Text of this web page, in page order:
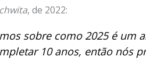
, de 2022:
sobre como 2025 é um
10 anos, então nós